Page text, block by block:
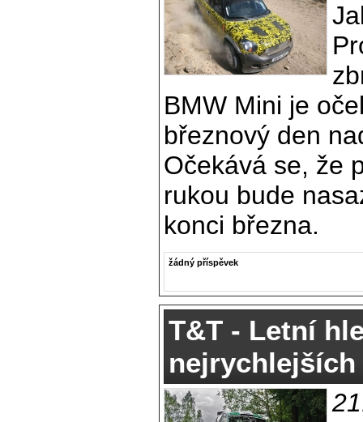
BMW Mini je
březnový den
Očekává se, že
rukou bude
konci března.
žádný příspěvek
T&T - Letní
nejrychlejších